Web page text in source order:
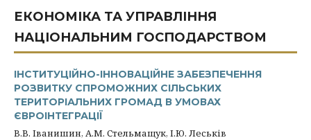
ЕКОНОМІКА ТА УПРАВЛІННЯ
НАЦІОНАЛЬНИМ ГОСПОДАРСТВОМ
ІНСТИТУЦІЙНО-ІННОВАЦІЙНЕ ЗАБЕЗПЕЧЕННЯ
РОЗВИТКУ СПРОМОЖНИХ СІЛЬСЬКИХ
ТЕРИТОРІАЛЬНИХ ГРОМАД В УМОВАХ
ЄВРОІНТЕГРАЦІЇ
В.В. Іванишин, А.М. Стельмащук, І.Ю. Леськів